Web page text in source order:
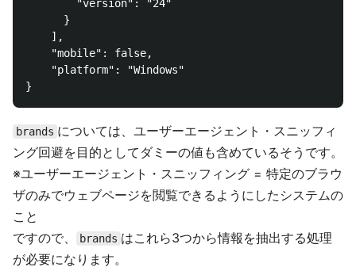
        "version": "24"
      }
    ],
    "mobile": false,
    "platform": "Windows"
brands については、ユーザーエージェント・スニッフィ
ング回避を目的としてダミーの値も含めているそうです。
※ユーザーエージェント・スニッフィング = 特定のブラウ
ザのみでウェブページを閲覧できるようにしたシステムの
こと
ですので、
brands はこれら3つから情報を抽出する処理
が必要になります。